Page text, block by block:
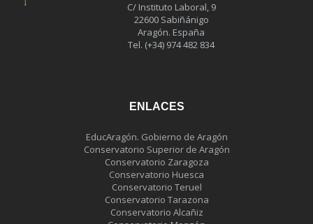
C/ Instituto Laboral, 9
22600 Sabiñánigo
Aragón. España
Tel. (+34) 974 482 834
ENLACES
EducAragón. Gobierno de Aragón
Conservatorio Superior de Aragón
Conservatorio Zaragoza
Conservatorio Huesca
Conservatorio Teruel
Conservatorio Tarazona
Conservatorio Alcañiz